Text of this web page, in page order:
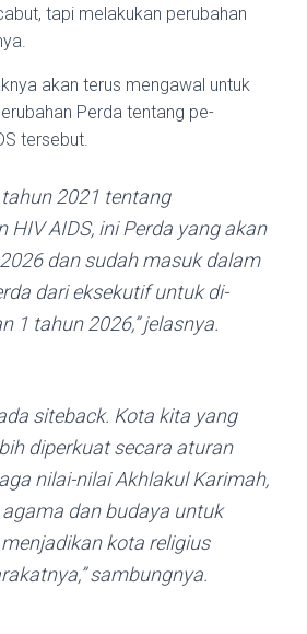
tapi melakukan peru­bahan
akan terus mengawal untuk
Perda tentang pe­
tersebut.
tahun 2021 tentang
HIV AIDS, ini Perda yang akan
dan sudah masuk dalam
dari eksekutif untuk di­
1 tahun 2026,” jelasnya.
siteback. Kota kita yang
diperkuat secara aturan
nilai-nilai Akhlakul Karimah,
dan budaya un­tuk
kota religius
sambungnya.